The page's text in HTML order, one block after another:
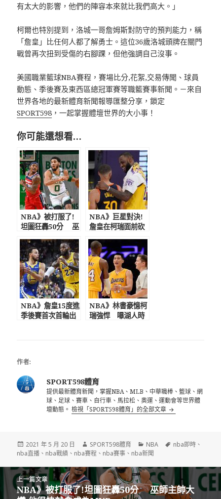
有太大的影響，他們的陣容本來就比我們高大。」
柯爾也特別提到，洛城一哥詹姆斯對防守的預判能力，稱
「詹皇」比任何人都了解勇士。這位36歲洛城頭牌在關門
戰曾再次扭到受傷的右腳踝，但他強調自己沒事。
美國職業籃球NBA賽程，賽場比分,花絮,交易傳聞、球員
動態、季後賽及東西區總冠軍賽等職籃賽事新聞。－來自
世界各地的最新體育新聞報導匯整分享，鎖定
SPORT598 ，一起掌握體壇世界的大小事！
你可能還想看…
NBA》被打服了!
坦圖狂轟50分 巫
就會成為MVP
NBA》巨星對決!
詹皇在柯瑞面前砍
險退勇士進季後賽
NBA》詹皇15度進
季後賽首次首輪出
NBA》林書豪憶柯
瑞強悍 嚗湖人時
作者:
SPORT598體育
提供最新體育新聞，掌握NBA、MLB、中華職棒、籃球、網
球、足球、賽車、自行車、馬拉松、奧運、運動會等世界體
壇動態。檢視「SPORT598體育」的全部文章
發
佈
期:
2021 年 5 月 20 日
作
者
SPORT598體育
分
類
NBA
標
nba即時 、
nba直播 、 nba戰績 、 nba賽程 、 nba賽事 、 nba新聞
上一篇文章
上
NBA》被打服了!坦圖狂轟50分 巫師主帥大